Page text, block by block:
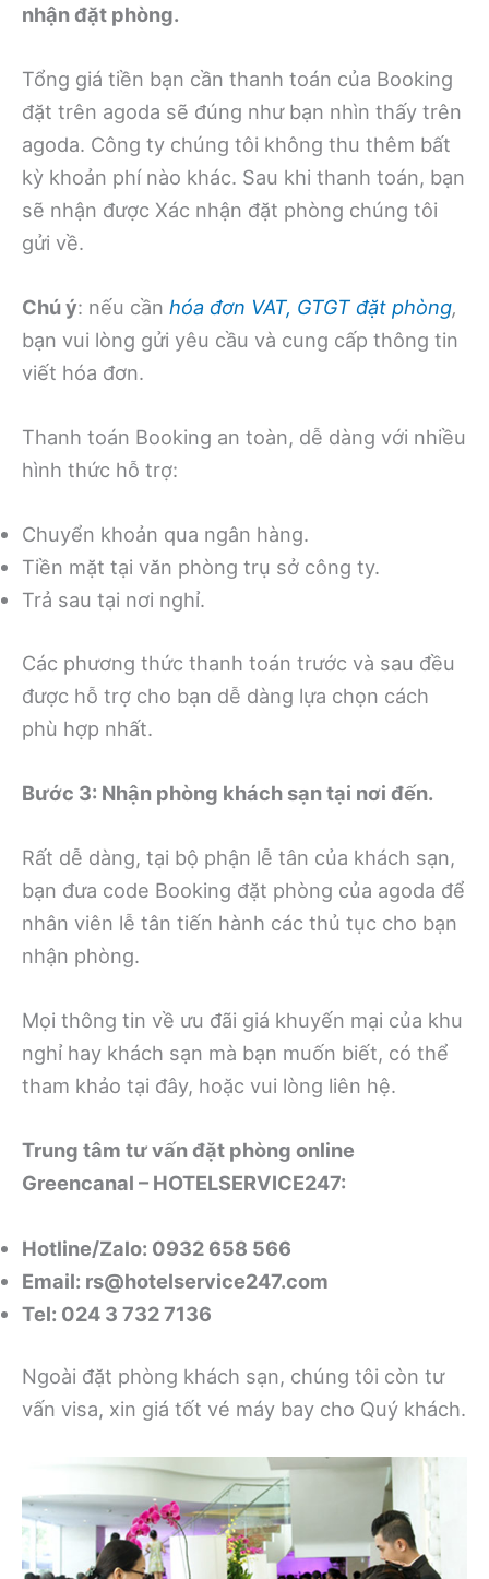
nhận đặt phòng.
Tổng giá tiền bạn cần thanh toán của Booking
đặt trên agoda sẽ đúng như bạn nhìn thấy trên
agoda. Công ty chúng tôi không thu thêm bất
kỳ khoản phí nào khác. Sau khi thanh toán, bạn
sẽ nhận được Xác nhận đặt phòng chúng tôi
gửi về.
Chú ý: nếu cần hóa đơn VAT, GTGT đặt phòng,
bạn vui lòng gửi yêu cầu và cung cấp thông tin
viết hóa đơn.
Thanh toán Booking an toàn, dễ dàng với nhiều
hình thức hỗ trợ:
Chuyển khoản qua ngân hàng.
Tiền mặt tại văn phòng trụ sở công ty.
Trả sau tại nơi nghỉ.
Các phương thức thanh toán trước và sau đều
được hỗ trợ cho bạn dễ dàng lựa chọn cách
phù hợp nhất.
Bước 3: Nhận phòng khách sạn tại nơi đến.
Rất dễ dàng, tại bộ phận lễ tân của khách sạn,
bạn đưa code Booking đặt phòng của agoda để
nhân viên lễ tân tiến hành các thủ tục cho bạn
nhận phòng.
Mọi thông tin về ưu đãi giá khuyến mại của khu
nghỉ hay khách sạn mà bạn muốn biết, có thể
tham khảo tại đây, hoặc vui lòng liên hệ.
Trung tâm tư vấn đặt phòng online
Greencanal – HOTELSERVICE247:
Hotline/Zalo: 0932 658 566
Email: rs@hotelservice247.com
Tel: 024 3 732 7136
Ngoài đặt phòng khách sạn, chúng tôi còn tư
vấn visa, xin giá tốt vé máy bay cho Quý khách.